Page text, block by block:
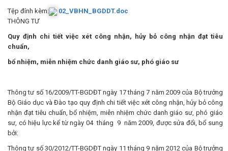
Tệp đính kèm:
02_VBHN_BGDDT.doc
THÔNG TƯ
Quy định chi tiết việc xét công nhận, hủy bỏ công nhận đạt tiêu
chuẩn,
bổ nhiệm, miễn nhiệm chức danh giáo sư, phó giáo sư
Thông tư số 16/2009/TT-BGDĐT ngày 17 tháng 7 năm 2009 của Bộ trưởng
Bộ Giáo dục và Đào tạo quy định chi tiết việc xét công nhận, hủy bỏ công
nhận đạt tiêu chuẩn, bổ nhiệm, miễn nhiệm chức danh giáo sư, phó giáo
sư, có hiệu lực kể từ ngày 04 tháng 9 năm 2009, được sửa đổi, bổ sung
bởi:
Thông tư số 30/2012/TT-BGDĐT ngày 11 tháng 9 năm 2012 của Bộ trưởng